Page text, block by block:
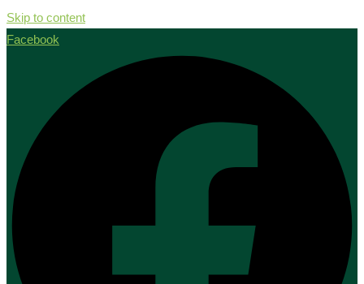
Skip to content
Facebook